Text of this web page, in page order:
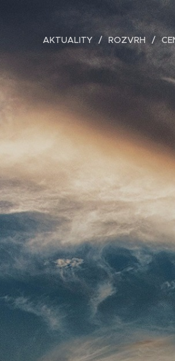
AKTUALITY ROZVRH